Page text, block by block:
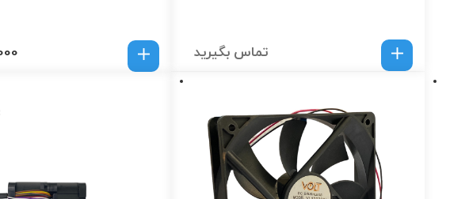
تماس بگیرید